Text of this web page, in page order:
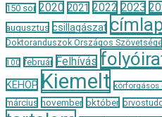
150 sor 2020 2021 2022 2023
augusztus csillagászat címlap
Doktoranduszok Országos Szövetsége
100 február Felhívás
KEHOP Kiemelt körforgásos
március november október